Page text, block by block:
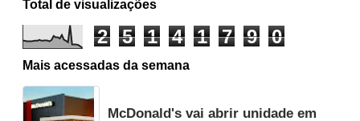
Total de visualizações
2 5 1 4 1 7 9 0
Mais acessadas da semana
McDonald's vai abrir unidade em